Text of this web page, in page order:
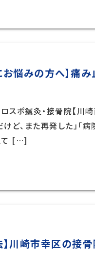
お悩みの方へ】痛
ポ鍼灸・接骨院【川崎
ど、また再発した」「
て […]
】川崎市幸区の接